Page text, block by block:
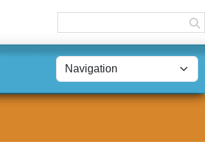
cookies